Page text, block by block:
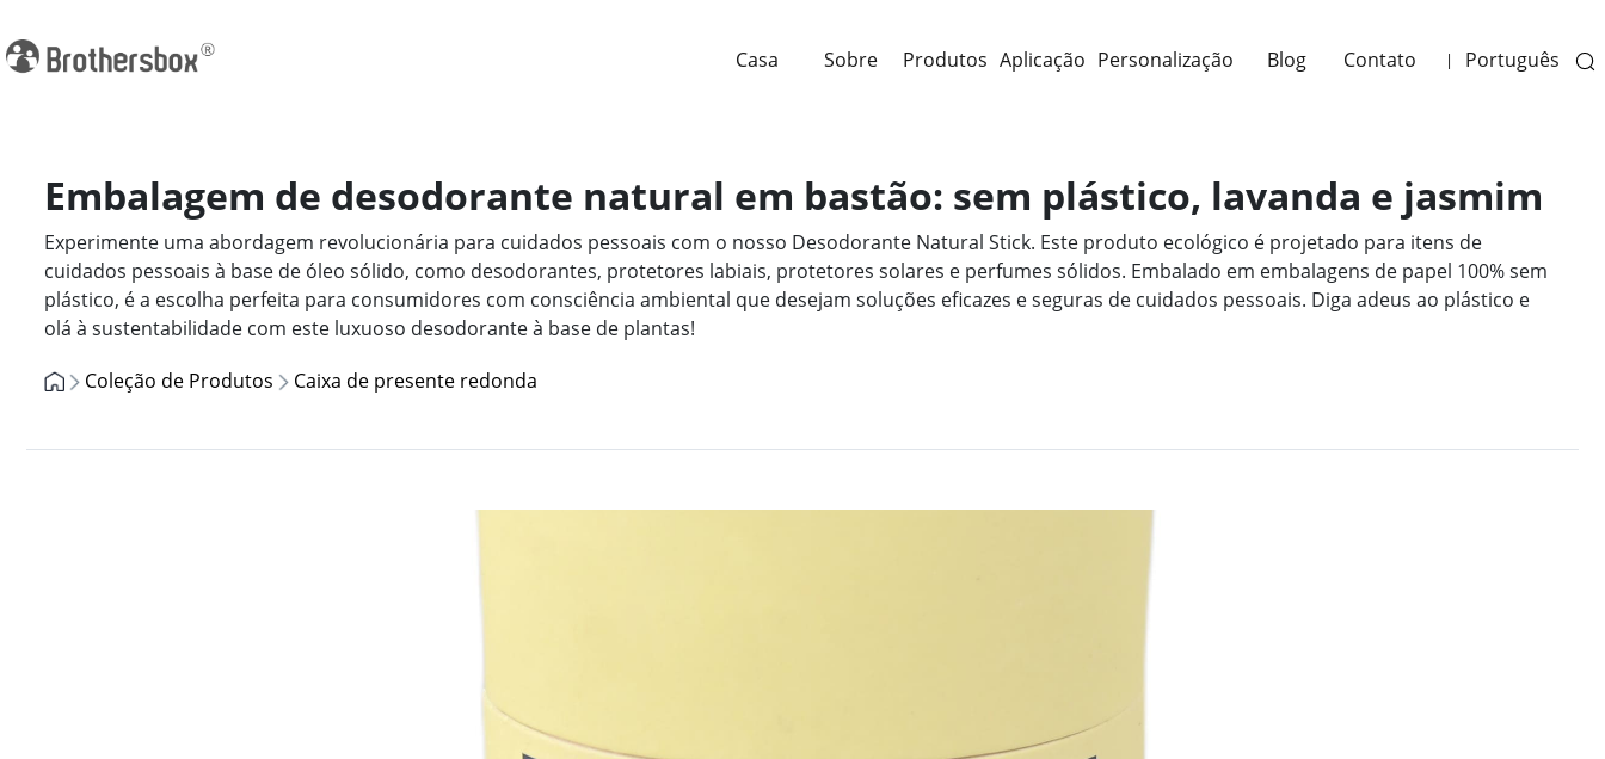
Casa Sobre Produtos Aplicação Personalização Blog Contato | Português
Embalagem de desodorante natural em bastão: sem plástico, lavanda e jasmim
Experimente uma abordagem revolucionária para cuidados pessoais com o nosso Desodorante Natural Stick. Este produto ecológico é projetado para itens de
cuidados pessoais à base de óleo sólido, como desodorantes, protetores labiais, protetores solares e perfumes sólidos. Embalado em embalagens de papel 100% sem
plástico, é a escolha perfeita para consumidores com consciência ambiental que desejam soluções eficazes e seguras de cuidados pessoais. Diga adeus ao plástico e
olá à sustentabilidade com este luxuoso desodorante à base de plantas!
Coleção de Produtos
Caixa de presente redonda